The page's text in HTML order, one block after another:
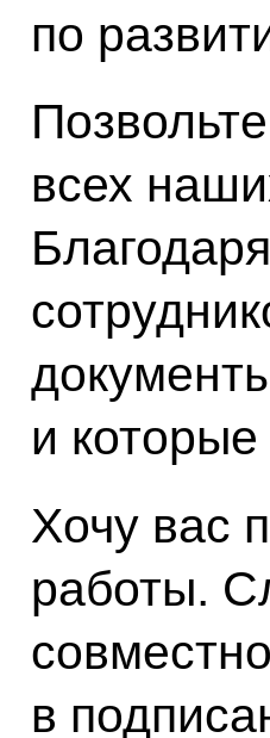
по
всех
и
Хочу вас
работы.
в